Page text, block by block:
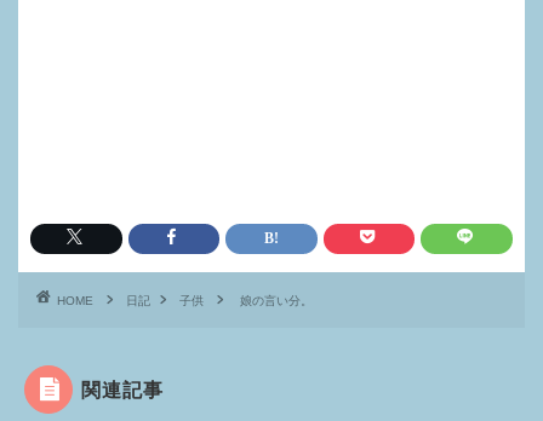
HOME 日記 子供 娘の言い分。
関連記事